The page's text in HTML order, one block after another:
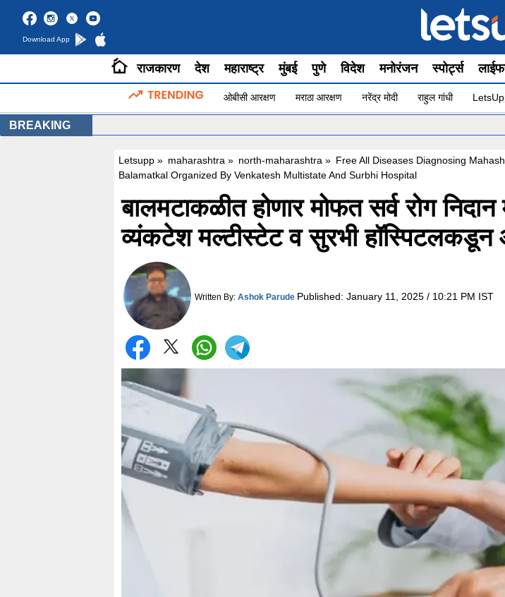
Download App
राजकारण देश महाराष्ट्र मुंबई पुणे विदेश मनोरंजन स्पोर्ट्स
ओबीसी आरक्षण मराठा आरक्षण नरेंद्र मोदी राहुल गांधी
BREAKING
Letsupp » maharashtra » north-maharashtra » Free All Diseases Diagnosing
Balamatkal Organized By Venkatesh Multistate And Surbhi Hospital
बालमटाकळीत होणार मोफत सर्व रोग निदान
व्यंकटेश मल्टीस्टेट व सुरभी
Written By: Ashok Parude Published: January 11, 2025 / 10:21 PM IST